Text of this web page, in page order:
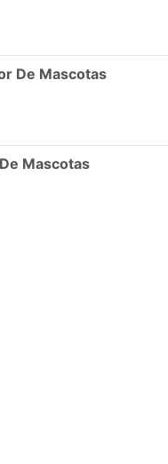
De Mascotas
Mascotas